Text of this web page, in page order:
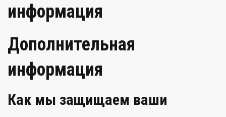
информация
Дополнительная
информация
Как мы защищаем ваши